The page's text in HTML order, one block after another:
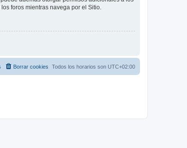
foros mientras navega por el Sitio.
Todos los horarios son UTC+02:00
Borrar cookies